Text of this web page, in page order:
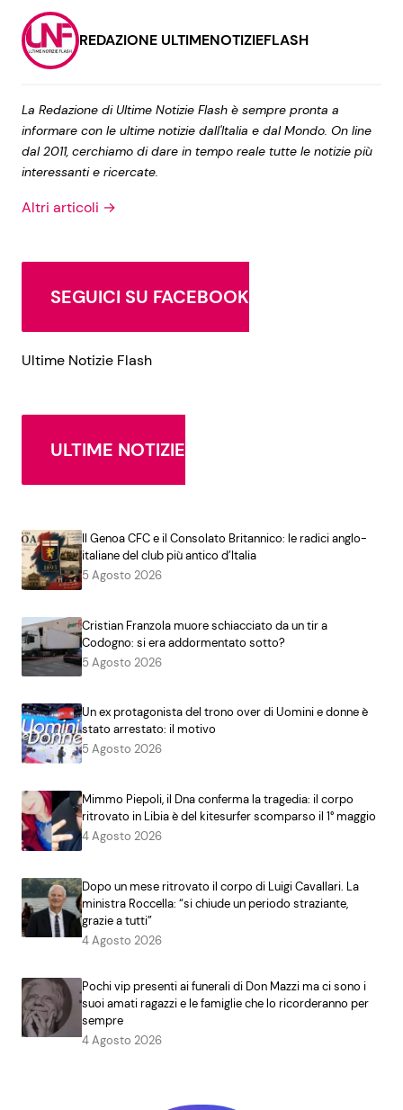
REDAZIONE ULTIMENOTIZIEFLASH
La Redazione di Ultime Notizie Flash è sempre pronta a
informare con le ultime notizie dall'Italia e dal Mondo. On line
dal 2011, cerchiamo di dare in tempo reale tutte le notizie più
interessanti e ricercate.
Altri articoli →
SEGUICI SU FACEBOOK
Ultime Notizie Flash
ULTIME NOTIZIE
Il Genoa CFC e il Consolato Britannico: le radici anglo-
italiane del club più antico d’Italia
5 Agosto 2026
Cristian Franzola muore schiacciato da un tir a
Codogno: si era addormentato sotto?
5 Agosto 2026
Un ex protagonista del trono over di Uomini e donne è
stato arrestato: il motivo
5 Agosto 2026
Mimmo Piepoli, il Dna conferma la tragedia: il corpo
ritrovato in Libia è del kitesurfer scomparso il 1° maggio
4 Agosto 2026
Dopo un mese ritrovato il corpo di Luigi Cavallari. La
ministra Roccella: “si chiude un periodo straziante,
grazie a tutti”
4 Agosto 2026
Pochi vip presenti ai funerali di Don Mazzi ma ci sono i
suoi amati ragazzi e le famiglie che lo ricorderanno per
sempre
4 Agosto 2026